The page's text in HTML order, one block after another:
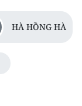
HÀ HỒNG HÀ